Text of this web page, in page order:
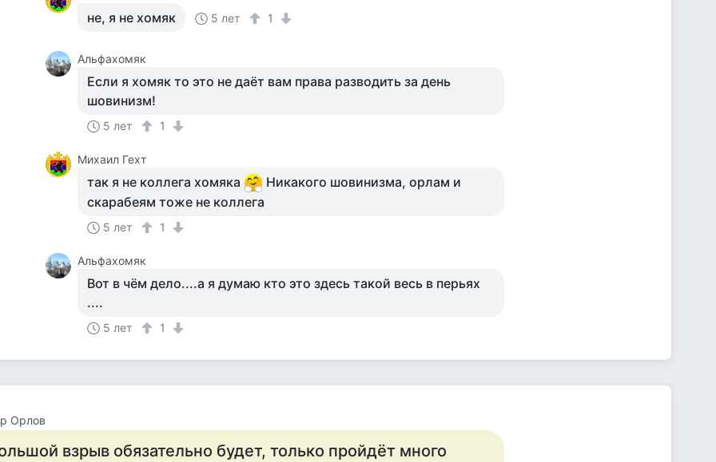
не, я не хомяк 5 лет 1
Альфахомяк
Если я хомяк то это не даёт вам права разводить за день
шовинизм!
5 лет 1
Михаил Гехт
так я не коллега хомяка
Никакого шовинизма, орлам и
скарабеям тоже не коллега
5 лет 1
Альфахомяк
Вот в чём дело....а я думаю кто это здесь такой весь в перьях
....
5 лет 1
Орлов
взрыв обязательно будет, только пройдёт много